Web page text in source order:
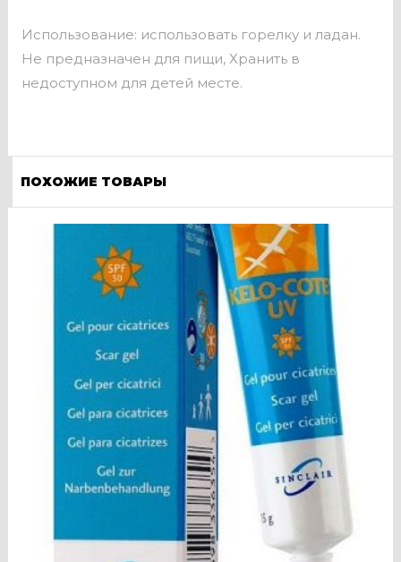
Использование: использовать горелку и ладан.
Не предназначен для пищи, Хранить в
недоступном для детей месте.
ПОХОЖИЕ ТОВАРЫ